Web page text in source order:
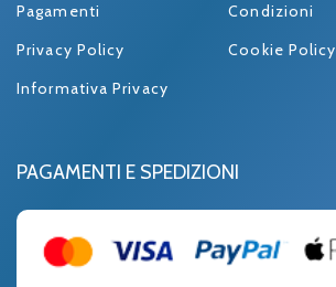
Pagamenti
Condizioni
Privacy Policy
Cookie Policy
Informativa Privacy
PAGAMENTI E SPEDIZIONI